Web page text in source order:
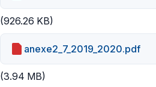
(926.26 KB)
anexe2_7_2019_2020.pdf
(3.94 MB)